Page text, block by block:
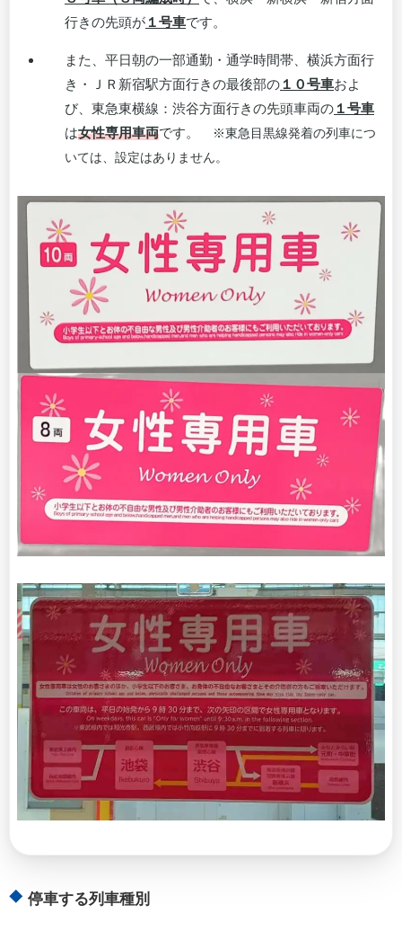
行きの先頭が １号車です。
また、平日朝の一部通勤・通学時間帯、横浜方面行
き・ＪＲ新宿駅方面行きの最後部の １０号車およ
び、東急東横線：渋谷方面行きの先頭車両の １号車
は女性専用車両です。
※東急目黒線発着の列車につ
いては、設定はありません。
停車する列車種別